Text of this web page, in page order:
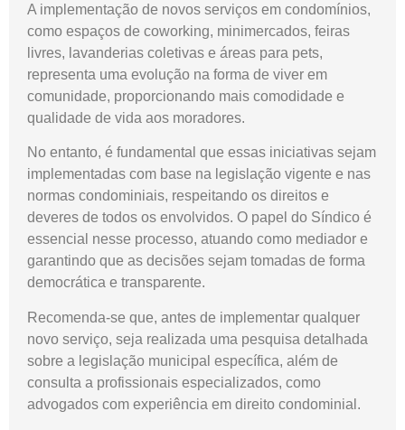
A implementação de novos serviços em condomínios,
como espaços de coworking, minimercados, feiras
livres, lavanderias coletivas e áreas para pets,
representa uma evolução na forma de viver em
comunidade, proporcionando mais comodidade e
qualidade de vida aos moradores.
No entanto, é fundamental que essas iniciativas sejam
implementadas com base na legislação vigente e nas
normas condominiais, respeitando os direitos e
deveres de todos os envolvidos. O papel do Síndico é
essencial nesse processo, atuando como mediador e
garantindo que as decisões sejam tomadas de forma
democrática e transparente.
Recomenda-se que, antes de implementar qualquer
novo serviço, seja realizada uma pesquisa detalhada
sobre a legislação municipal específica, além de
consulta a profissionais especializados, como
advogados com experiência em direito condominial.